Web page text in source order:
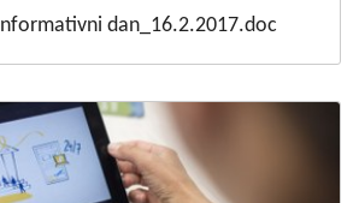
dan_16.2.2017.doc